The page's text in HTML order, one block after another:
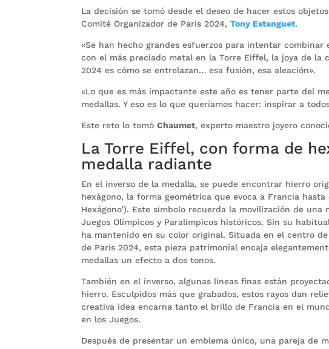
La decisión se tomó desde el deseo de hacer estos
Comité Organizador de París 2024,Tony Estanguet.
«Se han hecho grandes esfuerzos para intentar
con el más preciado metal en la Torre Eiffel, la joya de la
2024 es cómo se entrelazan… esa fusión, esa aleación».
«Lo que es más impactante este año es tener parte del
medallas. Y eso es lo que queríamos hacer: inspirar a
Este reto lo tomóChaumet, experto maestro joyero
La Torre Eiffel, con forma de
medalla radiante
En el inverso de la medalla, se puede encontrar hierro
hexágono, la forma geométrica que evoca a Francia
Hexágono’). Este símbolo recuerda la movilización de
Juegos Olímpicos y Paralímpicos históricos. Sin su
ha mantenido en su color original. Situada en el centro
de París 2024, esta pieza patrimonial encaja
medallas un efecto a dos tonos.
También en el inverso, algunas líneas finas están
hierro. Esculpidos más que grabados, estos rayos dan
creativa idea encarna tanto el brillo de Francia en el
en los Juegos.
Después de presentar un emblema único, una pareja de